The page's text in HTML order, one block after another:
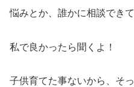
悩みとか、誰かに相談でき
私で良かったら聞くよ！
子供育てた事ないから、そ